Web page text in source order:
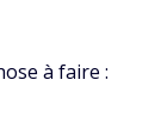
à faire :